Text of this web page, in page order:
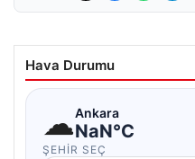
Hava Durumu
☁Ankara
NaN°C
ŞEHIR SEÇ